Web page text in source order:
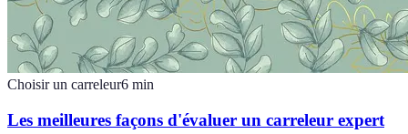
Choisir un carreleur6 min
Les meilleures façons d'évaluer un carreleur expert